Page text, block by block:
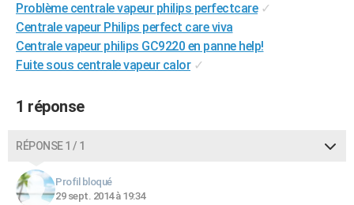
GUIDES D'ACHAT
BONS PLANS
CARTE DE VOEUX
Carte de Noël
Carte Bonne année
Carte Saint-Valentin
Carte Pâques
Carte d'anniversaire
DICTIONNAIRE
S'inscrire
Se connecter
Lycées
Collèges
Primaires
Universités
Entreprises
Service militaire
Avis de recherche
AVIS DE DÉCÈS
Problème centrale vapeur philips perfectcare ✓
Centrale vapeur Philips perfect care viva
Centrale vapeur philips GC9220 en panne help!
Fuite sous centrale vapeur calor ✓
1 réponse
RÉPONSE 1 / 1
Profil bloqué
29 sept. 2014 à 19:34